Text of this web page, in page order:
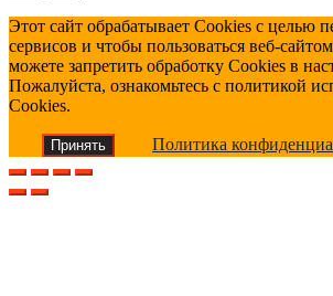
Этот сайт обрабатывает Cookies с целью
сервисов и чтобы пользоваться веб-
можете запретить обработку Cookies в
Пожалуйста, ознакомьтесь с политикой
Cookies.
Принять Политика